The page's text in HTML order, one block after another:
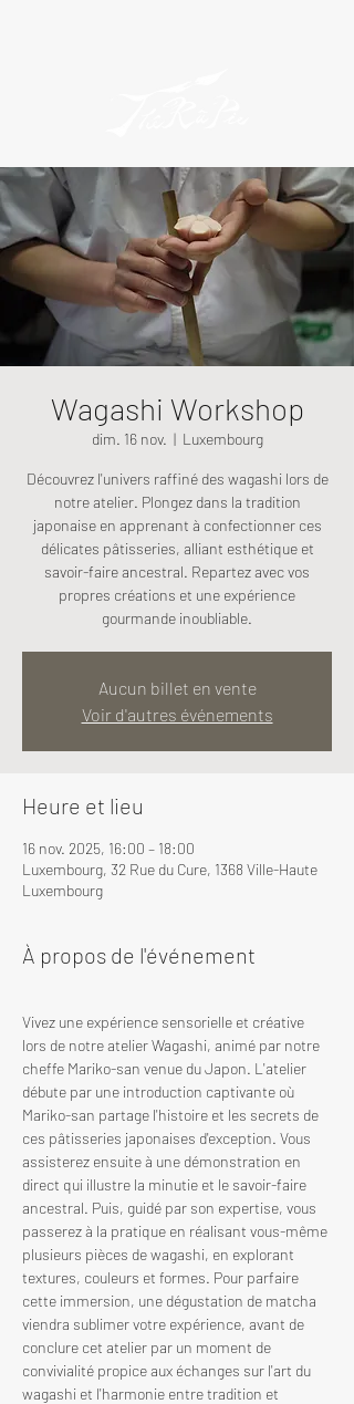
Wagashi Workshop
dim. 16 nov.
  |
Luxembourg
Découvrez l'univers raffiné des wagashi lors de
notre atelier. Plongez dans la tradition
japonaise en apprenant à confectionner ces
délicates pâtisseries, alliant esthétique et
savoir-faire ancestral. Repartez avec vos
propres créations et une expérience
gourmande inoubliable.
Aucun billet en vente
Voir d'autres événements
Heure et lieu
16 nov. 2025, 16:00 – 18:00
Luxembourg, 32 Rue du Cure, 1368 Ville-Haute
Luxembourg
À propos de l'événement
Vivez une expérience sensorielle et créative
lors de notre atelier Wagashi, animé par notre
cheffe Mariko-san venue du Japon. L'atelier
débute par une introduction captivante où
Mariko-san partage l'histoire et les secrets de
ces pâtisseries japonaises d'exception. Vous
assisterez ensuite à une démonstration en
direct qui illustre la minutie et le savoir-faire
ancestral. Puis, guidé par son expertise, vous
passerez à la pratique en réalisant vous-même
plusieurs pièces de wagashi, en explorant
textures, couleurs et formes. Pour parfaire
cette immersion, une dégustation de matcha
viendra sublimer votre expérience, avant de
conclure cet atelier par un moment de
convivialité propice aux échanges sur l'art du
wagashi et l'harmonie entre tradition et